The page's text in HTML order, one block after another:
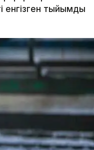
енгізген тыйымды